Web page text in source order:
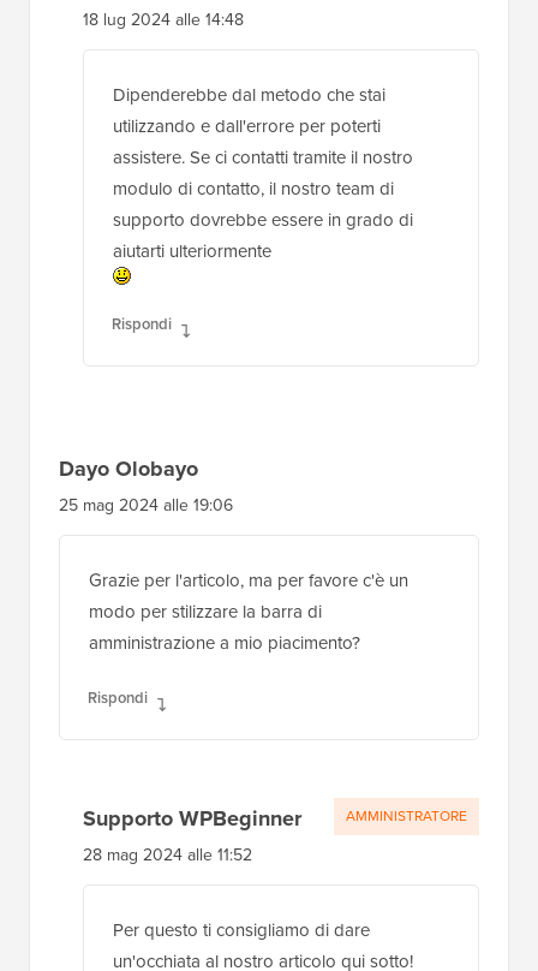
18 lug 2024 alle 14:48
Dipenderebbe dal metodo che stai
utilizzando e dall'errore per poterti
assistere. Se ci contatti tramite il nostro
modulo di contatto, il nostro team di
supporto dovrebbe essere in grado di
aiutarti ulteriormente
Rispondi
Dayo Olobayo
25 mag 2024 alle 19:06
Grazie per l'articolo, ma per favore c'è un
modo per stilizzare la barra di
amministrazione a mio piacimento?
Rispondi
Supporto WPBeginner
28 mag 2024 alle 11:52
Per questo ti consigliamo di dare
un'occhiata al nostro articolo qui sotto!
AMMINISTRATORE